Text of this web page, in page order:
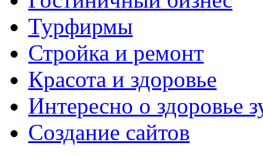
Турфирмы
Стройка и ремонт
Красота и здоровье
Интересно о здоровье
Создание сайтов